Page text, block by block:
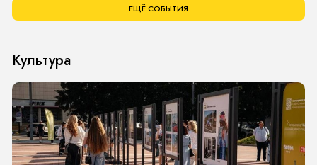
ЕЩЁ СОБЫТИЯ
Культура